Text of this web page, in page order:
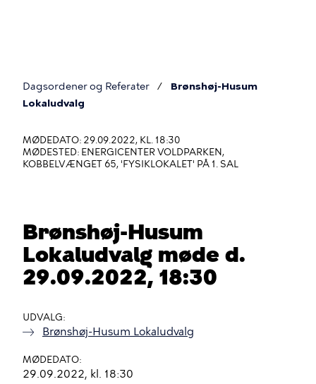
Du
her
Dagsordener og Referater
Brønshøj-Husum
Lokaludvalg
MØDEDATO: 29.09.2022, KL. 18:30
MØDESTED: ENERGICENTER VOLDPARKEN,
KOBBELVÆNGET 65, 'FYSIKLOKALET' PÅ 1. SAL
Brønshøj-Husum
Lokaludvalg møde d.
29.09.2022, 18:30
UDVALG
Brønshøj-Husum Lokaludvalg
MØDEDATO
29.09.2022, kl. 18:30